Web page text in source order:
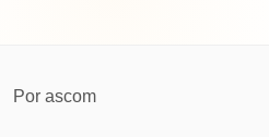
Por ascom